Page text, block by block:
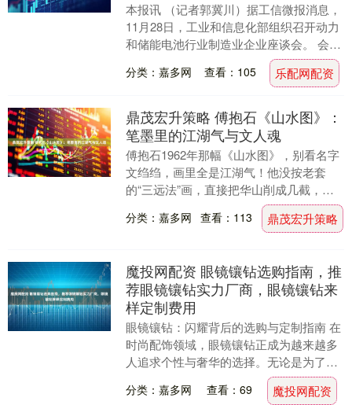
本报讯 （记者郭冀川）据工信微报消息，
11月28日，工业和信息化部组织召开动力
和储能电池行业制造业企业座谈会。 会
上，12家动力和储能电池产业链企业负责
人围绕企....
分类：嘉多网 查看：105 乐配网配资
鼎茂宏升策略 傅抱石《山水图》：
笔墨里的江湖气与文人魂
傅抱石1962年那幅《山水图》，别看名字
文绉绉，画里全是江湖气！他没按老套
的“三远法”画，直接把华山削成几截，山
尖戳破纸边，像武侠片里高手拔剑出鞘，
气势拉满。 ....
分类：嘉多网 查看：113 鼎茂宏升策略
魔投网配资 眼镜镶钻选购指南，推
荐眼镜镶钻实力厂商，眼镜镶钻来
样定制费用
眼镜镶钻：闪耀背后的选购与定制指南 在
时尚配饰领域，眼镜镶钻正成为越来越多
人追求个性与奢华的选择。无论是为了提
升日常佩戴的时尚感，还是在特定场合展
现独特魅力，镶....
分类：嘉多网 查看：69 魔投网配资